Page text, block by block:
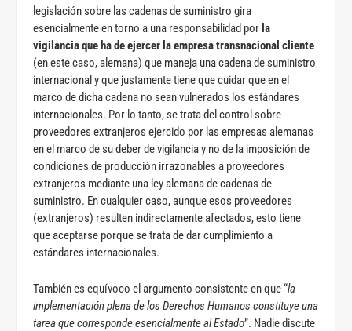
legislación sobre las cadenas de suministro gira
esencialmente en torno a una responsabilidad por la
vigilancia que ha de ejercer la empresa transnacional cliente
(en este caso, alemana) que maneja una cadena de suministro
internacional y que justamente tiene que cuidar que en el
marco de dicha cadena no sean vulnerados los estándares
internacionales. Por lo tanto, se trata del control sobre
proveedores extranjeros ejercido por las empresas alemanas
en el marco de su deber de vigilancia y no de la imposición de
condiciones de producción irrazonables a proveedores
extranjeros mediante una ley alemana de cadenas de
suministro. En cualquier caso, aunque esos proveedores
(extranjeros) resulten indirectamente afectados, esto tiene
que aceptarse porque se trata de dar cumplimiento a
estándares internacionales.
También es equívoco el argumento consistente en que “la
implementación plena de los Derechos Humanos constituye una
tarea que corresponde esencialmente al Estado”. Nadie discute